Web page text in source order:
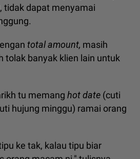
tidak dapat menyamai
total amount, masih
tolak banyak klien lain untuk
tu memang hot date (cuti
hujung minggu) ramai orang
ke tak, kalau tipu biar